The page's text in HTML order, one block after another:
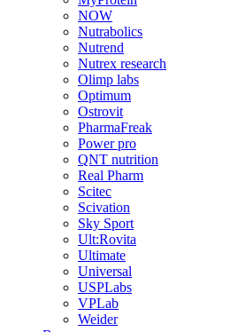
NOW
Nutrabolics
Nutrend
Nutrex research
Olimp labs
Optimum
Ostrovit
PharmaFreak
Power pro
QNT nutrition
Real Pharm
Scitec
Scivation
Sky Sport
Ult:Rovita
Ultimate
Universal
USPLabs
VPLab
Weider